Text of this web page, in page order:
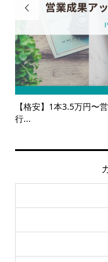

【格安】1本3.5万円〜営
行...